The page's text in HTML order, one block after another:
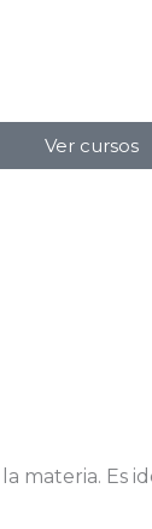
Ver cursos
materia.